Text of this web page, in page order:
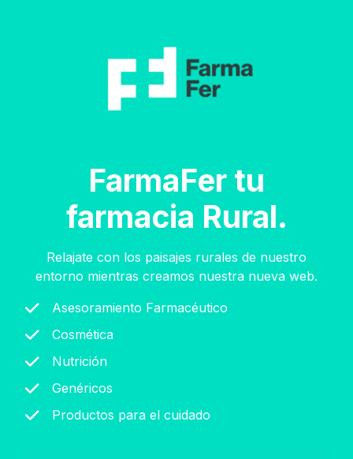
FarmaFer tu
farmacia Rural.
Relajate con los paisajes rurales de nuestro
entorno mientras creamos nuestra nueva web.
Asesoramiento Farmacéutico
Cosmética
Nutrición
Genéricos
Productos para el cuidado